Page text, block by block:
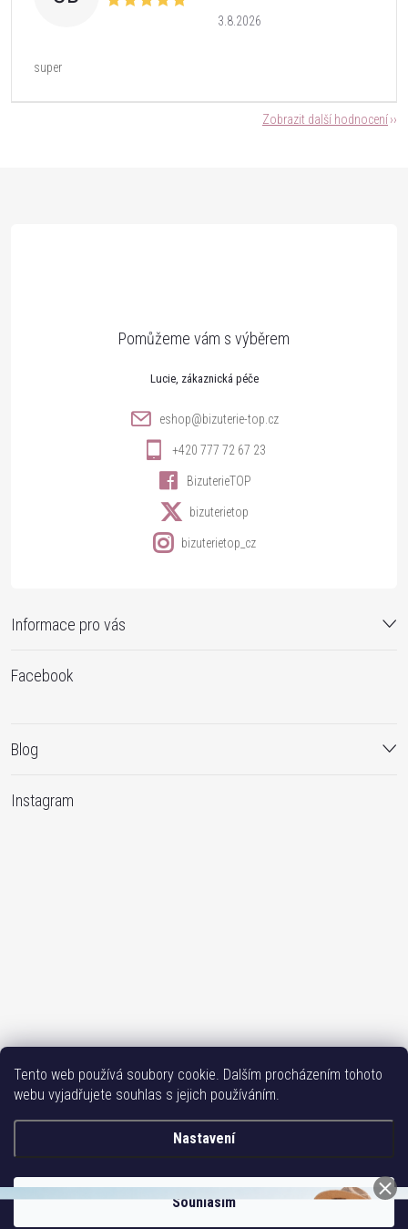
Tento web používá soubory cookie. Dalším procházením tohoto
webu vyjadřujete souhlas s jejich používáním.
Nastavení
Souhlasím
3.8.2026
super
Zobrazit další hodnocení
Informace pro vás
Lucie
eshop@bizuterie-top.cz
+420 777 72 67 23
BizuterieTOP
bizuterietop
bizuterietop_cz
Facebook
Blog
Instagram
Copyright 2017-2026Bižuterie TOP CZ. Všechna práva vyhrazena.